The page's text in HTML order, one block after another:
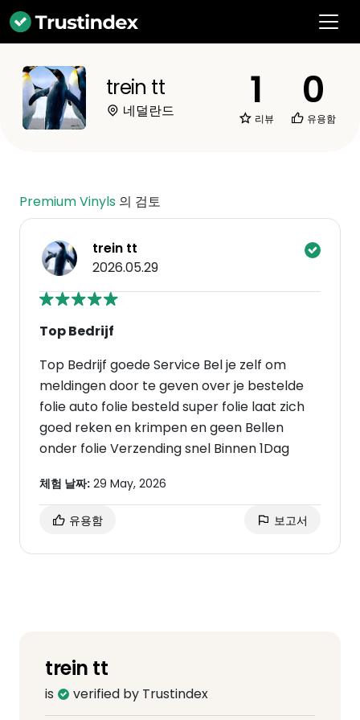
trein tt
네덜란드 1
리뷰
0
유용함
Premium Vinyls 의 검토
trein tt
2026.05.29
Top Bedrijf
Top Bedrijf goede Service Bel je zelf om
meldingen door te geven over je bestelde
folie auto folie besteld super folie laat zich
goed reken en krimpen en geen Bellen
onder folie Verzending snel Binnen 1Dag
체험 날짜: 29 May, 2026
유용함 보고서
trein tt
is verified by Trustindex